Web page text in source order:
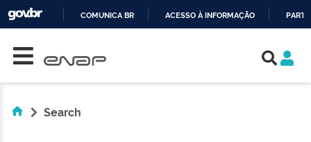
COMUNICA BR ACESSO À INFORMAÇÃO
Search